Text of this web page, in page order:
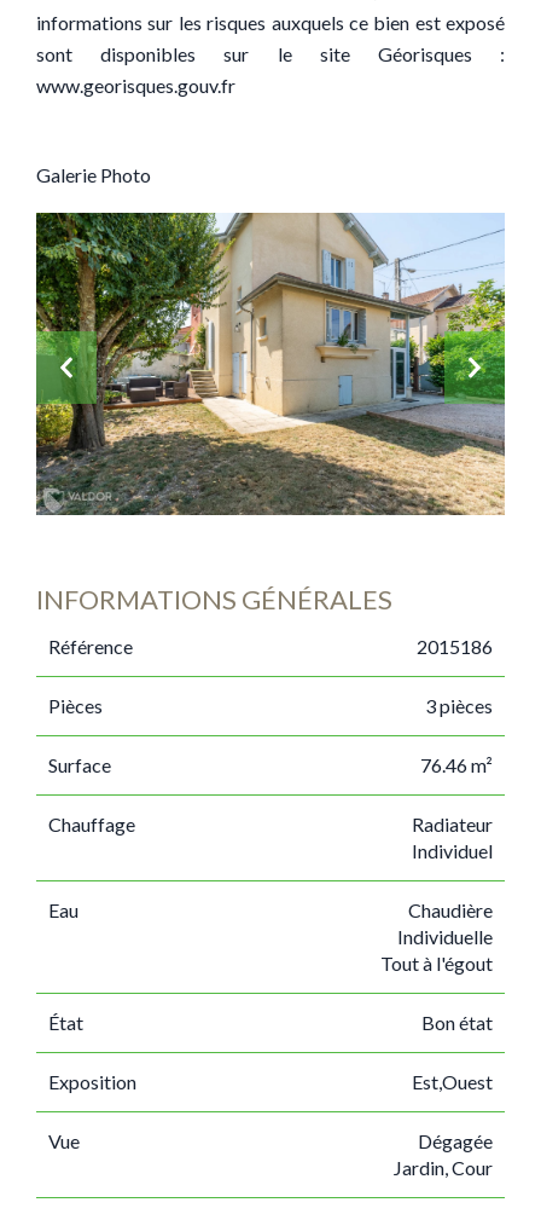
informations sur les risques auxquels ce bien est exposé
sont disponibles sur le site Géorisques :
www.georisques.gouv.fr
Galerie Photo
INFORMATIONS GÉNÉRALES
Référence 2015186
Pièces 3 pièces
Surface 76.46 m²
Chauffage
Radiateur
Individuel
Eau
Chaudière
Individuelle
Tout à l'égout
État Bon état
Exposition Est,Ouest
Vue
Dégagée
Jardin, Cour